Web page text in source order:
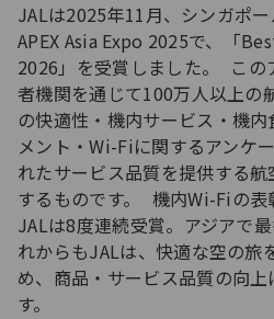
JALは2025年11月、シンガポ
APEX Asia Expo 2025で、「
2026」を受賞しました。 この
者機関を通じて100万人以上の
の快適性・機内サービス・機
メント・Wi-Fiに関するアンケ
れたサービス品質を提供する
するものです。 機内Wi-Fiの表
JALは8度連続受賞。アジアで
れからもJALは、快適な空の旅
め、商品・サービス品質の向
す。